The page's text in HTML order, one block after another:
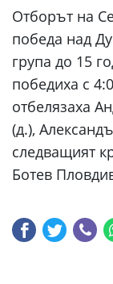
Отборът на
победа над
група до 15
победиха с
отбелязаха
(д.),
следващият
Ботев